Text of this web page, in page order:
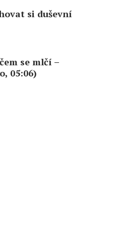
si duševní
se mlčí –
05:06)